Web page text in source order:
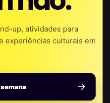
up, atividades para
experiências culturais em